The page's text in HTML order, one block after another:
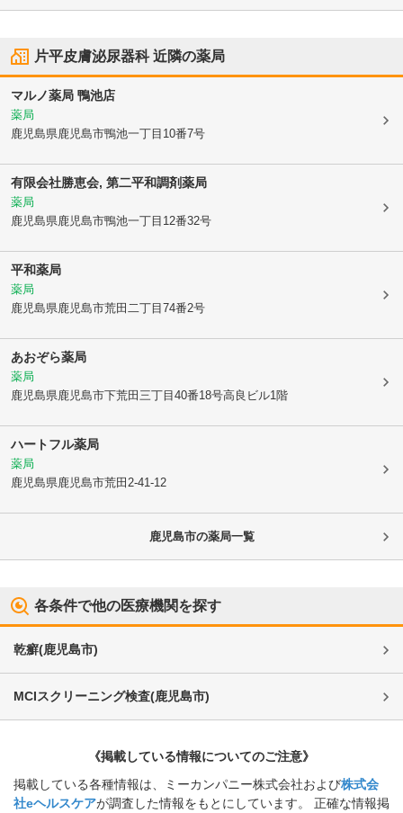
片平皮膚泌尿器科近隣の薬局
マルノ薬局 鴨池店
薬局
鹿児島県鹿児島市鴨池一丁目10番7号
有限会社勝恵会, 第二平和調剤薬局
薬局
鹿児島県鹿児島市鴨池一丁目12番32号
平和薬局
薬局
鹿児島県鹿児島市荒田二丁目74番2号
あおぞら薬局
薬局
鹿児島県鹿児島市下荒田三丁目40番18号高良ビル1階
ハートフル薬局
薬局
鹿児島県鹿児島市荒田2-41-12
鹿児島市の薬局一覧
各条件で他の医療機関を探す
乾癬(鹿児島市)
MCIスクリーニング検査(鹿児島市)
《掲載している情報についてのご注意》
掲載している各種情報は、ミーカンパニー株式会社および株式会
社eヘルスケアが調査した情報をもとにしています。 正確な情報掲